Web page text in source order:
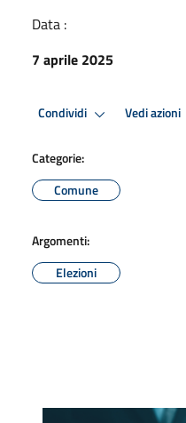
Data :
7 aprile 2025
Condividi Vedi azioni
Categorie:
Comune
Argomenti:
Elezioni